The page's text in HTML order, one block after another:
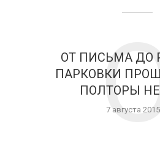
ОТ ПИСЬМА ДО
ПАРКОВКИ
ПОЛТОРЫ
7 августа 2015